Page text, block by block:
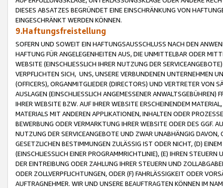
DIESES ABSATZES BEGRÜNDET EINE EINSCHRÄNKUNG VON
EINGESCHRÄNKT WERDEN KÖNNEN.
9.Haftungsfreistellung
SOFERN UND SOWEIT EIN HAFTUNGSAUSSCHLUSS NACH DEN
HAFTUNG FÜR ANGELEGENHEITEN AUS, DIE UNMITTELBAR ODER
WEBSITE (EINSCHLIESSLICH IHRER NUTZUNG DER
VERPFLICHTEN SICH, UNS, UNSERE VERBUNDENEN UNTERNEHMEN
(OFFICERS), ORGANMITGLIEDER (DIRECTORS) UND VERTRETER VON
AUSLAGEN (EINSCHLIESSLICH ANGEMESSENER
IHRER WEBSITE BZW. AUF IHRER WEBSITE ERSCHEINENDEM
MATERIALS MIT ANDEREN APPLIKATIONEN, INHALTEN ODER
BEWERBUNG ODER VERMARKTUNG IHRER WEBSITE ODER DES GGF.
NUTZUNG DER SERVICEANGEBOTE UND ZWAR UNABHÄNGIG
GESETZLICHEN BESTIMMUNGEN ZULÄSSIG IST ODER NICHT, (D)
(EINSCHLIESSLICH EINER PROGRAMMRICHTLINIE), (E) IHREN
DER EINTREIBUNG ODER ZAHLUNG IHRER STEUERN UND
ODER ZOLLVERPFLICHTUNGEN, ODER (F) FAHRLÄSSIGKEIT ODER
AUFTRAGNEHMER. WIR UND UNSERE BEAUFTRAGTEN KÖNNEN IM